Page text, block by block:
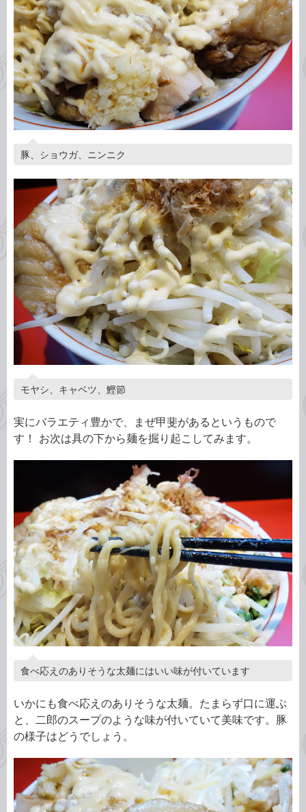
豚、ショウガ、ニンニク
モヤシ、キャベツ、鰹節
実にバラエティ豊かで、まぜ甲斐があるというもので
す！ お次は具の下から麺を掘り起こしてみます。
食べ応えのありそうな太麺にはいい味が付いています
いかにも食べ応えのありそうな太麺。たまらず口に運ぶ
と、二郎のスープのような味が付いていて美味です。豚
の様子はどうでしょう。